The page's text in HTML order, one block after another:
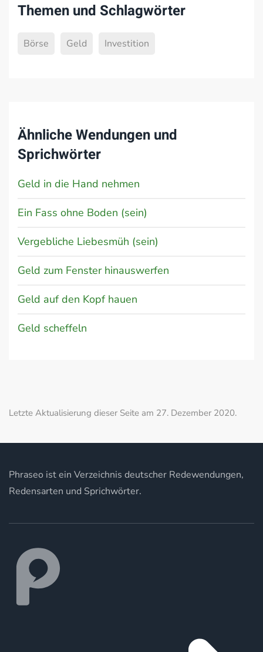
Themen und Schlagwörter
Börse Geld Investition
Ähnliche Wendungen und
Sprichwörter
Geld in die Hand nehmen
Ein Fass ohne Boden (sein)
Vergebliche Liebesmüh (sein)
Geld zum Fenster hinauswerfen
Geld auf den Kopf hauen
Geld scheffeln
Letzte Aktualisierung dieser Seite am 27. Dezember 2020.
Phraseo ist ein Verzeichnis deutscher Redewendungen,
Redensarten und Sprichwörter.